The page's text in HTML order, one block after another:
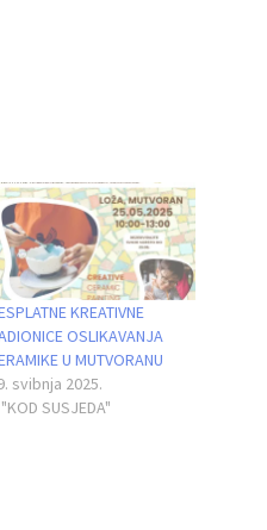
KREATIVNE
OSLIKAVANJA
U MUTVORANU
svibnja 2025.
SUSJEDA"